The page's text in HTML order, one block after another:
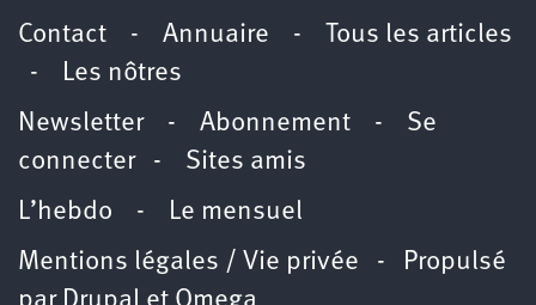
Contact - Annuaire -
Tous les articles
-
Les nôtres
Newsletter- Abonnement - Se
connecter- Sites amis
L’hebdo -
Le mensuel
Mentions légales / Vie privée - Propulsé